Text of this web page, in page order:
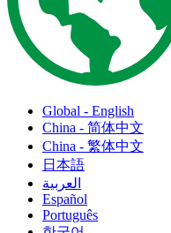
Global - English
China - 简体中文
China - 繁体中文
日本語
العربية
Español
Português